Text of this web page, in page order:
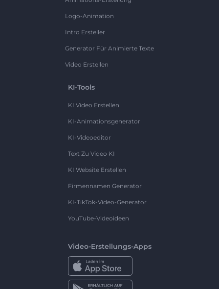
Logo-Animation
Intro Ersteller
Generator Für Animierte Texte
Video Erstellen
KI-Tools
KI Video Erstellen
KI-Animationsgenerator
KI-Videoeditor
Text Zu Video KI
KI Website Erstellen
Firmennamen Generator
KI-TikTok-Video-Generator
YouTube-Videoideen
Video-Erstellungs-Apps